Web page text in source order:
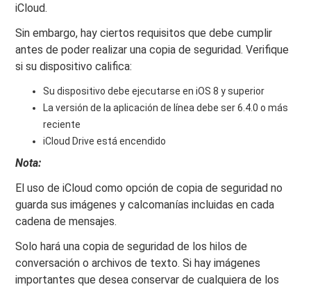
iCloud.
Sin embargo, hay ciertos requisitos que debe cumplir
antes de poder realizar una copia de seguridad. Verifique
si su dispositivo califica:
Su dispositivo debe ejecutarse en iOS 8 y superior
La versión de la aplicación de línea debe ser 6.4.0 o más
reciente
iCloud Drive está encendido
Nota:
El uso de iCloud como opción de copia de seguridad no
guarda sus imágenes y calcomanías incluidas en cada
cadena de mensajes.
Solo hará una copia de seguridad de los hilos de
conversación o archivos de texto. Si hay imágenes
importantes que desea conservar de cualquiera de los